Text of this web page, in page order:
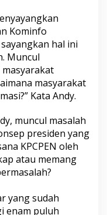
Kominfo
hal ini
Muncul
masyarakat
Kata Andy.
muncul masalah
presiden yang
KPCPEN oleh
atau memang
yang sudah
enam puluh